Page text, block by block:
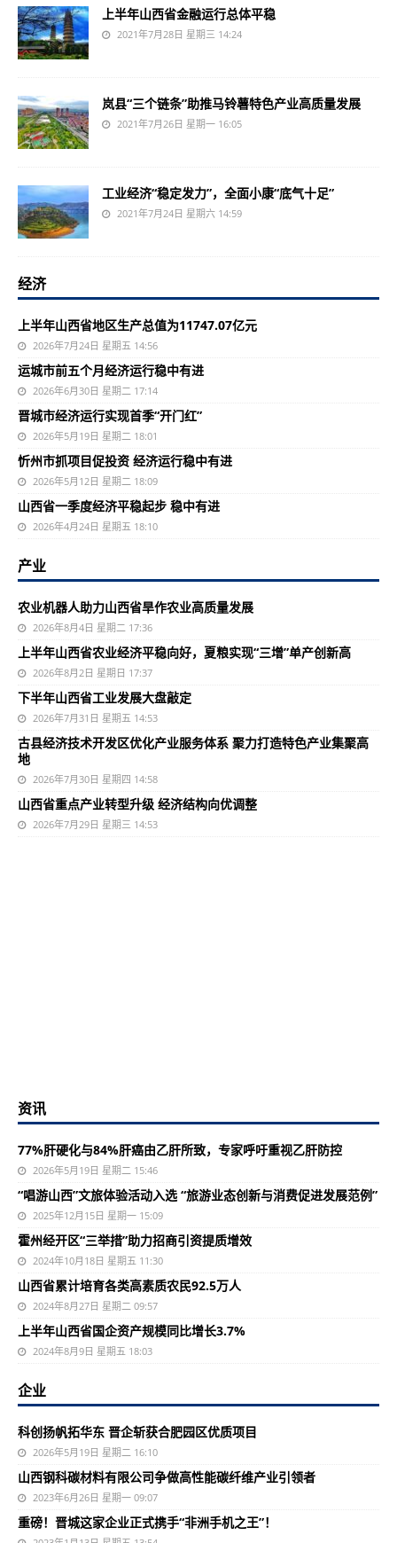
上半年山西省金融运行总体平稳
2021年7月28日 星期三 14:24
岚县“三个链条”助推马铃薯特色产业高质量发展
2021年7月26日 星期一 16:05
工业经济“稳定发力”，全面小康“底气十足”
2021年7月24日 星期六 14:59
经济
上半年山西省地区生产总值为11747.07亿元
2026年7月24日 星期五 14:56
运城市前五个月经济运行稳中有进
2026年6月30日 星期二 17:14
晋城市经济运行实现首季“开门红”
2026年5月19日 星期二 18:01
忻州市抓项目促投资 经济运行稳中有进
2026年5月12日 星期二 18:09
山西省一季度经济平稳起步 稳中有进
2026年4月24日 星期五 18:10
产业
农业机器人助力山西省旱作农业高质量发展
2026年8月4日 星期二 17:36
上半年山西省农业经济平稳向好，夏粮实现“三增”单产创新高
2026年8月2日 星期日 17:37
下半年山西省工业发展大盘敲定
2026年7月31日 星期五 14:53
古县经济技术开发区优化产业服务体系 聚力打造特色产业集聚高
地
2026年7月30日 星期四 14:58
山西省重点产业转型升级 经济结构向优调整
2026年7月29日 星期三 14:53
资讯
77%肝硬化与84%肝癌由乙肝所致，专家呼吁重视乙肝防控
2026年5月19日 星期二 15:46
“唱游山西”文旅体验活动入选 “旅游业态创新与消费促进发展范例”
2025年12月15日 星期一 15:09
霍州经开区“三举措”助力招商引资提质增效
2024年10月18日 星期五 11:30
山西省累计培育各类高素质农民92.5万人
2024年8月27日 星期二 09:57
上半年山西省国企资产规模同比增长3.7%
2024年8月9日 星期五 18:03
企业
科创扬帆拓华东 晋企斩获合肥园区优质项目
2026年5月19日 星期二 16:10
山西钢科碳材料有限公司争做高性能碳纤维产业引领者
2023年6月26日 星期一 09:07
重磅！晋城这家企业正式携手“非洲手机之王”！